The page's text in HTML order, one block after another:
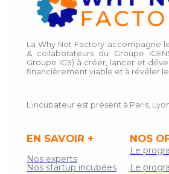
Le
La Why Not Factory accompagne
& collaborateurs du Groupe
Groupe IGS) à créer, lancer et
financièrement viable et à révéler
L’incubateur est présent à Paris,
NOS
EN SAVOIR +
Nos startup incubées
Nos experts
Le